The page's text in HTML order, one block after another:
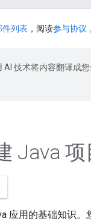
件列表 ，阅读参与协议
AI 技术将内容翻译成
Java 项
应用的基础知识